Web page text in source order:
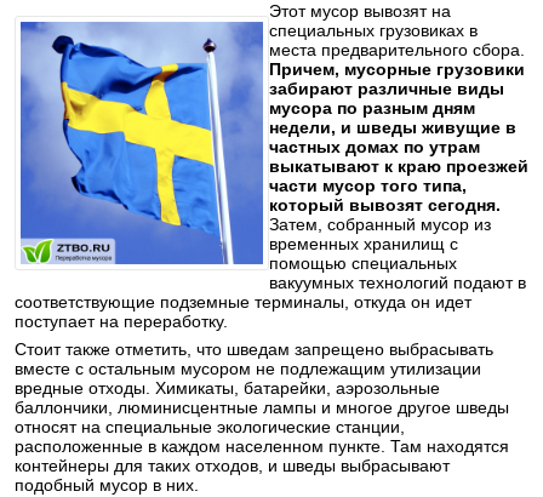
Этот мусор вывозят на
специальных грузовиках в
места предварительного сбора.
Причем, мусорные грузовики
забирают различные виды
мусора по разным дням
недели, и шведы живущие в
частных домах по утрам
выкатывают к краю проезжей
части мусор того типа,
который вывозят сегодня.
Затем, собранный мусор из
временных хранилищ с
помощью специальных
вакуумных технологий подают в
соответствующие подземные терминалы, откуда он идет
поступает на переработку.
Стоит также отметить, что шведам запрещено выбрасывать
вместе с остальным мусором не подлежащим утилизации
вредные отходы. Химикаты, батарейки, аэрозольные
баллончики, люминисцентные лампы и многое другое шведы
относят на специальные экологические станции,
расположенные в каждом населенном пункте. Там находятся
контейнеры для таких отходов, и шведы выбрасывают
подобный мусор в них.